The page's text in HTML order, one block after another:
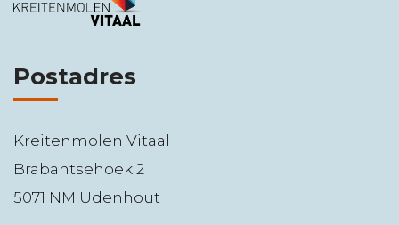
Postadres
Kreitenmolen Vitaal
Brabantsehoek 2
5071 NM Udenhout